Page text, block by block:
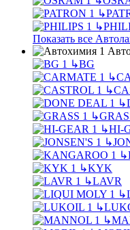
↳
↳
Показать все
↳BG
↳
↳
↳
↳
↳HI-
↳
↳
↳KYK
↳LAVR
↳
↳
↳